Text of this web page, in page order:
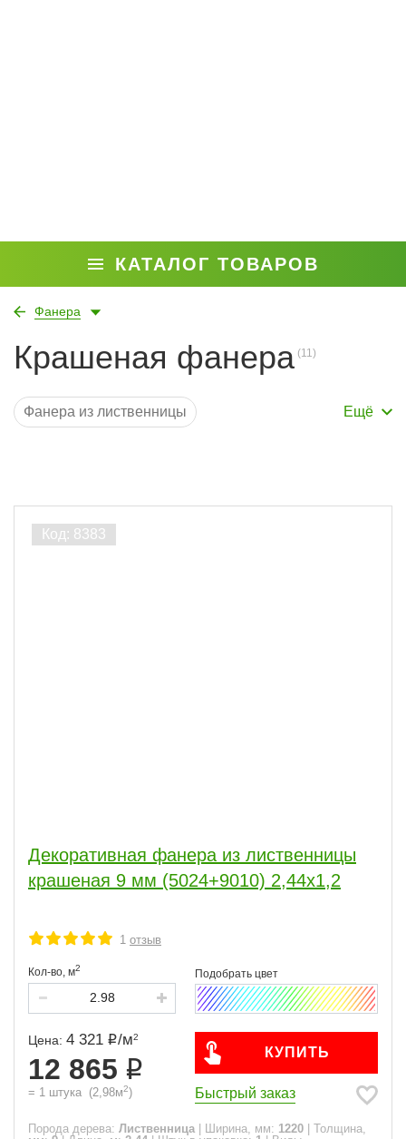
КАТАЛОГ ТОВАРОВ
Фанера
Крашеная фанера
Фанера из лиственницы
Порода дерева
Сфера
брашированная
крашеная 11
некрашеная
ФК 28
S1 (шлифовка с 1 стороны) 14
NS (нешлифованная)
ФСФ
S2 (шлифовка с 2 сторон) 24
строительная 9
Виды работ
Декоративная фанера из лиственницы
крашеная 9 мм (5024+9010) 2,44х1,2
1 отзыв
Кол-во, м2
Цена: 4 321 /м2
12 865
= 1 штука (2,98м2)
КУПИТЬ
Быстрый заказ
Порода дерева: Лиственница Ширина, мм: 1220
Толщина,